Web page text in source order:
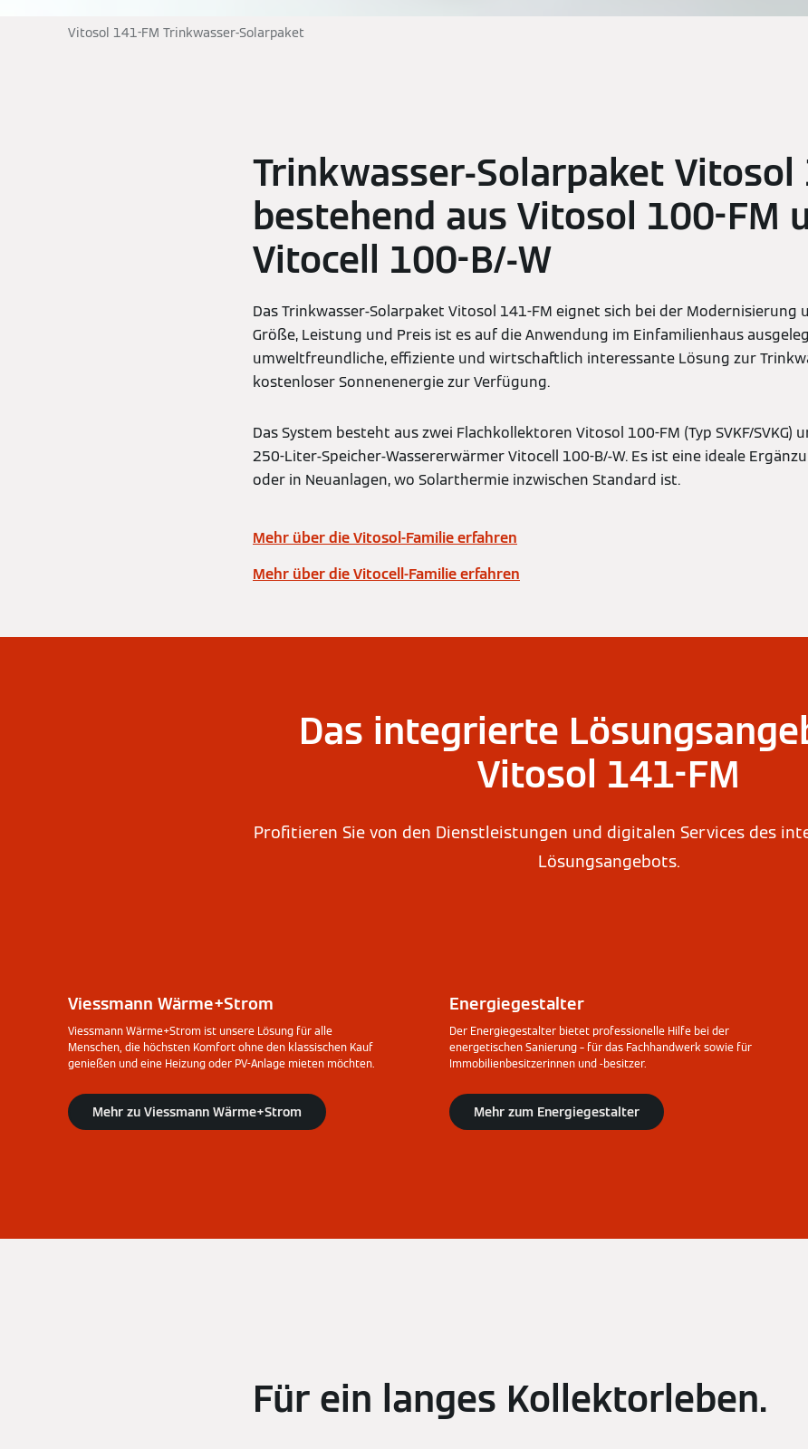
Vitosol 141-FM Trinkwasser-Solarpaket
Trinkwasser-Solarpaket Vitosol
bestehend aus Vitosol 100-FM
Vitocell 100-B/-W
Das Trinkwasser-Solarpaket Vitosol 141-FM eignet sich bei der Modernisierung
Größe, Leistung und Preis ist es auf die Anwendung im Einfamilienhaus
umweltfreundliche, effiziente und wirtschaftlich interessante Lösung zur
kostenloser Sonnenenergie zur Verfügung.
Das System besteht aus zwei Flachkollektoren Vitosol 100-FM (Typ SVKF/SVKG)
250-Liter-Speicher-Wassererwärmer Vitocell 100-B/-W. Es ist eine ideale
oder in Neuanlagen, wo Solarthermie inzwischen Standard ist.
Mehr über die Vitosol-Familie erfahren
Mehr über die Vitocell-Familie erfahren
Das integrierte
Vitosol 141-FM
Profitieren Sie von den Dienstleistungen und digitalen Services des
Lösungsangebots.
Viessmann Wärme+Strom
Viessmann Wärme+Strom ist unsere Lösung für alle
Menschen, die höchsten Komfort ohne den klassischen Kauf
genießen und eine Heizung oder PV-Anlage mieten möchten.
Mehr zu Viessmann Wärme+Strom
Energiegestalter
Der Energiegestalter bietet professionelle Hilfe bei der
energetischen Sanierung – für das Fachhandwerk sowie für
Immobilienbesitzerinnen und -besitzer.
Mehr zum Energiegestalter
Für ein langes Kollektorleben.